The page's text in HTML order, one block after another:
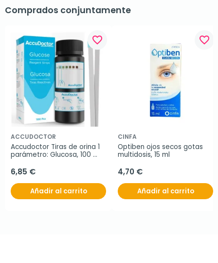
Comprados conjuntamente
favorite_border
ACCUDOCTOR
Accudoctor Tiras de orina 1
parámetro: Glucosa, 100
6,85 €
Añadir al carrito
favorite_border
CINFA
Optiben ojos secos gotas
multidosis, 15 ml
4,70 €
Añadir al carrito